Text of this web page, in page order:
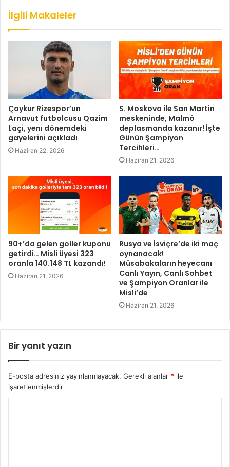
İlgili Makaleler
Çaykur Rizespor’un
Arnavut futbolcusu Qazim
Laçi, yeni dönemdeki
gayelerini açıkladı
Haziran 22, 2026
S. Moskova ile San Martin
meskeninde, Malmö
deplasmanda kazanır! İşte
Günün Şampiyon
Tercihleri…
Haziran 21, 2026
90+’da gelen goller kuponu
getirdi… Misli üyesi 323
oranla 140.148 TL kazandı!
Haziran 21, 2026
Rusya ve İsviçre’de iki maç
oynanacak!
Müsabakaların heyecanı
Canlı Yayın, Canlı Sohbet
ve Şampiyon Oranlar ile
Misli’de
Haziran 21, 2026
Bir yanıt yazın
E-posta adresiniz yayınlanmayacak. Gerekli alanlar * ile
işaretlenmişlerdir